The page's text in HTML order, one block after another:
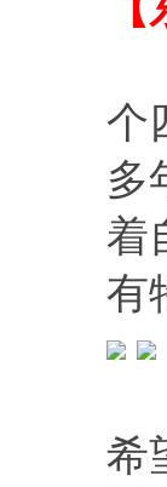
个
多
着
有
希